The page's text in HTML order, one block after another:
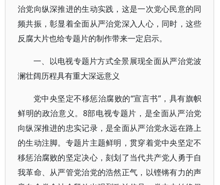
治党向纵深推进的生动实践，这是一次党心民意的同
频共振，彰显着全面从严治党深入人心，同时，这些
反腐大片也给专题片的制作带来一定启示。
一、以电视专题片方式全景展现全面从严治党波
澜壮阔历程具有重大深远意义
党中央坚定不移惩治腐败的“宣言书”，具有旗帜
鲜明的政治意义。8部电视专题片，是全面从严治党
向纵深推进的忠实记录，是全面从严治党永远在路上
的生动注脚。专题片主题鲜明，贯穿着党中央坚定不
移惩治腐败的坚定决心，刻划了当代共产党人勇于自
我革命、从严管党治党的浩然正气，以铿锵有力的声